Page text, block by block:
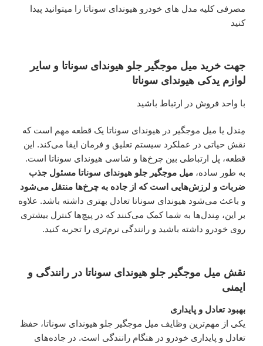
مصرفی کلیه مدل های خودرو هیوندای سوناتا را میتوانید پیدا
کنید
جهت خرید میل موجگیر جلو هیوندای سوناتا و سایر
لوازم یدکی هیوندای سوناتا
با واحد فروش در ارتباط باشید
مِندل یا میل موجگیر در هیوندای سوناتا یک قطعه مهم است که
نقش حیاتی در عملکرد سیستم تعلیق و فرمان ایفا می‌کند. این
قطعه، پل ارتباطی بین چرخ‌ها و شاسی هیوندای سوناتا است.
به طور ساده، میل موجگیر جلو هیوندای سوناتا مسئول جذب
ضربات و لرزش‌هایی است که از جاده به چرخ‌ها منتقل می‌شود
و باعث می‌شود هیوندای سوناتا تعادل بهتری داشته باشد. علاوه
بر این، مِندل‌ها به شما کمک می‌کنند که در پیچ‌ها کنترل بیشتری
روی خودرو داشته باشید و رانندگی نرم‌تری را تجربه کنید.
نقش میل موجگیر جلو هیوندای سوناتا در رانندگی و
ایمنی
بهبود تعادل و پایداری
یکی از مهم‌ترین وظایف میل موجگیر جلو هیوندای سوناتا، حفظ
تعادل و پایداری خودرو در هنگام رانندگی است. در جاده‌های